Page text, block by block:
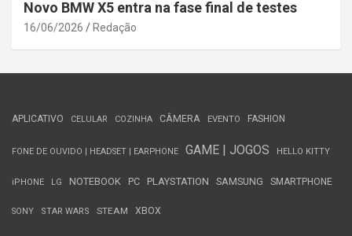
Novo BMW X5 entra na fase final de testes
16/06/2026 Redação
APLICATIVO CELULAR COZINHA CÂMERA EVENTO FASHION
FONE DE OUVIDO | HEADSET | EARPHONE GAME | JOGOS HELLO KITTY
iPHONE LG NOTEBOOK PC PLAYSTATION SAMSUNG SMARTPHONE
SONY STAR WARS STEAM XBOX